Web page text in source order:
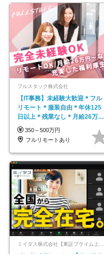
フルスタック株式会社
【IT事務】未経験大歓迎＊フル
リモート＊服装自由＊年休125
日以上＊残業なし＊月給26万円
以上
350～500万円
フルリモートあり
ミイダス株式会社【東証プライム上場パーソルグループ】